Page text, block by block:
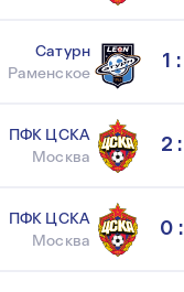
Сатурн
Раменское
1
ПФК ЦСКА
Москва
2
ПФК ЦСКА
Москва
0